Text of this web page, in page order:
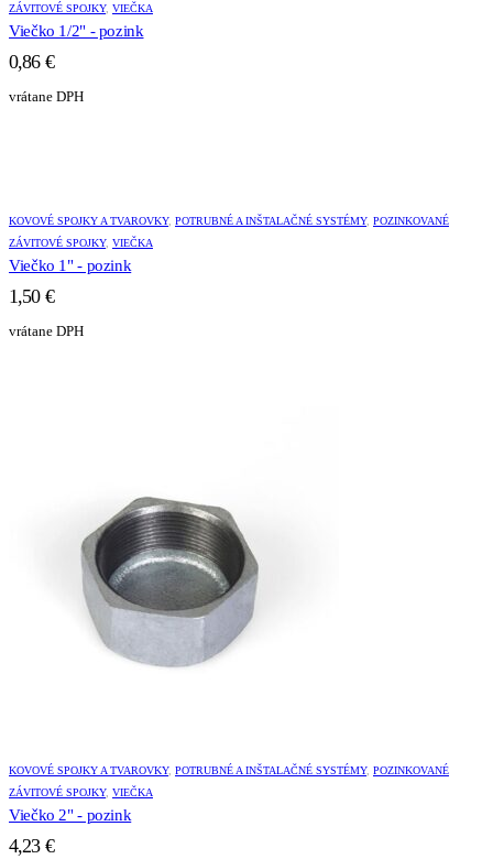
ZÁVITOVÉ SPOJKY, VIEČKA
Viečko 1/2" - pozink
0,86 €
vrátane DPH
KOVOVÉ SPOJKY A TVAROVKY, POTRUBNÉ A INŠTALAČNÉ SYSTÉMY, POZINKOVANÉ
ZÁVITOVÉ SPOJKY, VIEČKA
Viečko 1" - pozink
1,50 €
vrátane DPH
KOVOVÉ SPOJKY A TVAROVKY, POTRUBNÉ A INŠTALAČNÉ SYSTÉMY, POZINKOVANÉ
ZÁVITOVÉ SPOJKY, VIEČKA
Viečko 2" - pozink
4,23 €